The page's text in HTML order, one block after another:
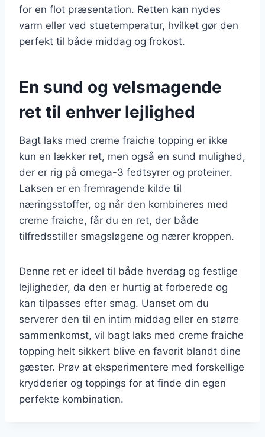
for en flot præsentation. Retten kan nydes
varm eller ved stuetemperatur, hvilket gør den
perfekt til både middag og frokost.
En sund og velsmagende
ret til enhver lejlighed
Bagt laks med creme fraiche topping er ikke
kun en lækker ret, men også en sund mulighed,
der er rig på omega-3 fedtsyrer og proteiner.
Laksen er en fremragende kilde til
næringsstoffer, og når den kombineres med
creme fraiche, får du en ret, der både
tilfredsstiller smagsløgene og nærer kroppen.
Denne ret er ideel til både hverdag og festlige
lejligheder, da den er hurtig at forberede og
kan tilpasses efter smag. Uanset om du
serverer den til en intim middag eller en større
sammenkomst, vil bagt laks med creme fraiche
topping helt sikkert blive en favorit blandt dine
gæster. Prøv at eksperimentere med forskellige
krydderier og toppings for at finde din egen
perfekte kombination.